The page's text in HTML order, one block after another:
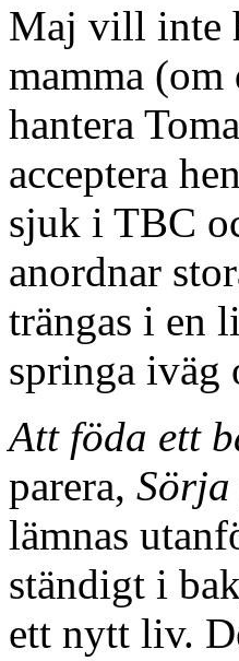
Maj vill inte
mamma (om
hantera
acceptera
sjuk i TBC
anordnar
trängas i en
springa iväg
Att föda ett
parera,
lämnas
ständigt i
ett nytt liv.